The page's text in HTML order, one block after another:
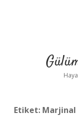
Etiket: Marjinal